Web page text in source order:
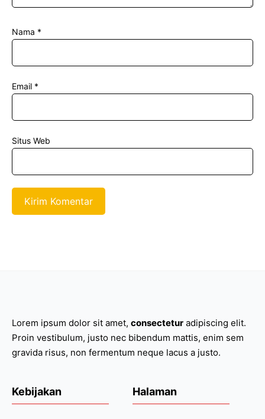
Nama *
Email *
Situs Web
Lorem ipsum dolor sit amet, consectetur adipiscing elit.
Proin vestibulum, justo nec bibendum mattis, enim sem
gravida risus, non fermentum neque lacus a justo.
Kebijakan Halaman